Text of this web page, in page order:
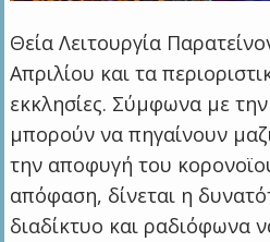
Θεία Λειτουργία
Απριλίου και τα
εκκλησίες. Σύμφωνα με
μπορούν να πηγαίνουν
την αποφυγή του
απόφαση, δίνεται η
διαδίκτυο και ραδιόφωνα